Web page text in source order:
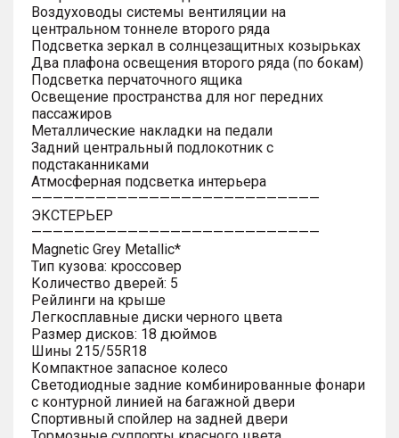
Воздуховоды системы вентиляции на
центральном тоннеле второго ряда
Подсветка зеркал в солнцезащитных козырьках
Два плафона освещения второго ряда (по бокам)
Подсветка перчаточного ящика
Освещение пространства для ног передних
пассажиров
Металлические накладки на педали
Задний центральный подлокотник с
подстаканниками
Атмосферная подсветка интерьера
———————————————————————————
ЭКСТЕРЬЕР
———————————————————————————
Magnetic Grey Metallic*
Тип кузова: кроссовер
Количество дверей: 5
Рейлинги на крыше
Легкосплавные диски черного цвета
Размер дисков: 18 дюймов
Шины 215/55R18
Компактное запасное колесо
Светодиодные задние комбинированные фонари
с контурной линией на багажной двери
Спортивный спойлер на задней двери